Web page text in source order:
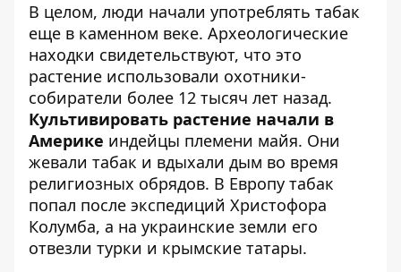
В целом, люди начали употреблять табак
еще в каменном веке. Археологические
находки свидетельствуют, что это
растение использовали охотники-
собиратели более 12 тысяч лет назад.
Культивировать растение начали в
Америке индейцы племени майя. Они
жевали табак и вдыхали дым во время
религиозных обрядов. В Европу табак
попал после экспедиций Христофора
Колумба, а на украинские земли его
отвезли турки и крымские татары.